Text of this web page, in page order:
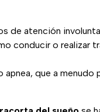
de atención
conducir o realizar
que a menudo